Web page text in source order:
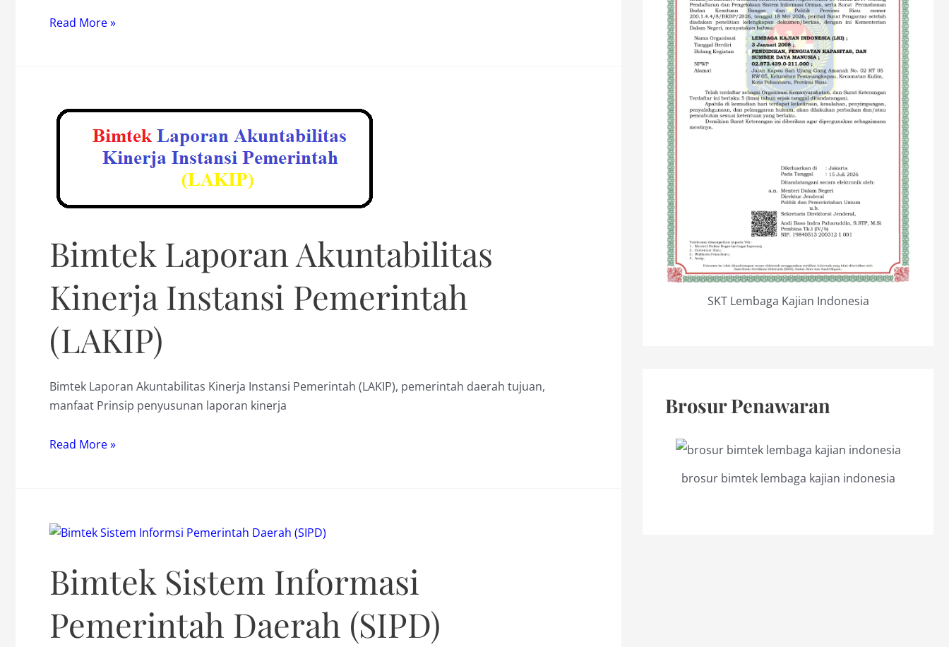
Bimtek
Perencanaan
Read More »
Bimtek Laporan Akuntabilitas
Kinerja Instansi Pemerintah
(LAKIP)
Bimtek Laporan Akuntabilitas Kinerja Instansi Pemerintah (LAKIP), pemerintah daerah tujuan,
manfaat Prinsip penyusunan laporan kinerja
Bimtek
Instansi
Pemerintah
Read More »
Bimtek Sistem Informasi
Pemerintah Daerah (SIPD)
SKT Lembaga Kajian Indonesia
Brosur Penawaran
brosur bimtek lembaga kajian indonesia